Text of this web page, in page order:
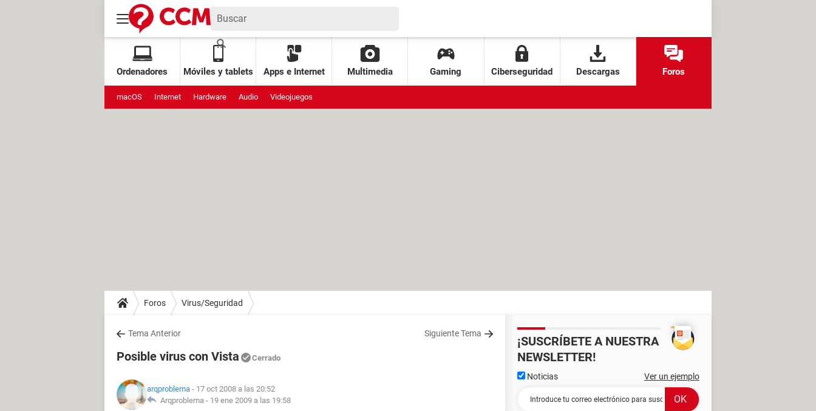
Ordenadores Móviles y tablets Apps e Internet Multimedia Gaming Ciberseguridad Descargas Foros
macOS Internet Hardware Audio Videojuegos
Foros Virus/Seguridad
Tema Anterior Siguiente Tema
Posible virus con Vista Cerrado
arqproblema - 17 oct 2008 a las 20:52
Arqproblema - 19 ene 2009 a las 19:58
¡SUSCRÍBETE A NUESTRA
NEWSLETTER!
Noticias Ver un ejemplo